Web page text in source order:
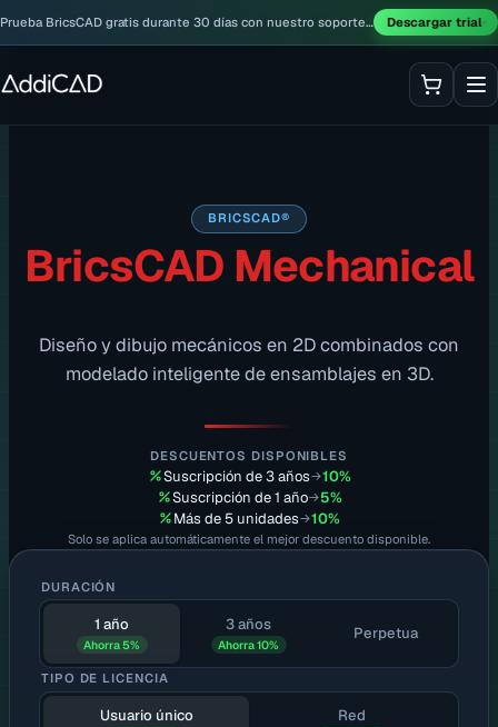
Prueba BricsCAD gratis durante 30 días con nuestro soporte
Descargar trial
BRICSCAD®
BricsCAD Mechanical
Diseño y dibujo mecánicos en 2D combinados con
modelado inteligente de ensamblajes en 3D.
DESCUENTOS DISPONIBLES
Suscripción de 3 años→10%
Suscripción de 1 año→5%
Más de 5 unidades→10%
Solo se aplica automáticamente el mejor descuento disponible.
DURACIÓN
1 año
Ahorra 5%
3 años
Ahorra 10%
Perpetua
TIPO DE LICENCIA
Usuario único Red